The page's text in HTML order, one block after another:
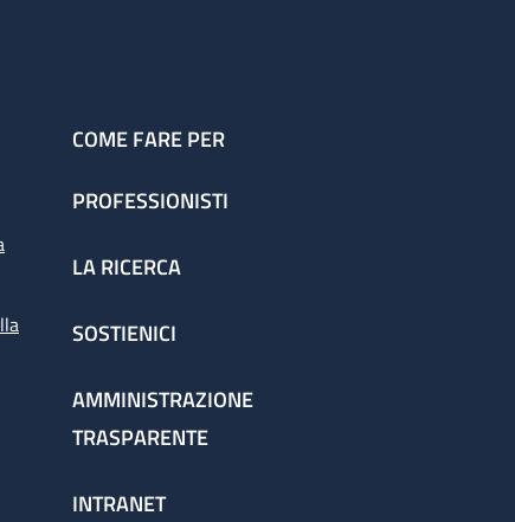
COME FARE PER
PROFESSIONISTI
LA RICERCA
SOSTIENICI
AMMINISTRAZIONE
TRASPARENTE
INTRANET